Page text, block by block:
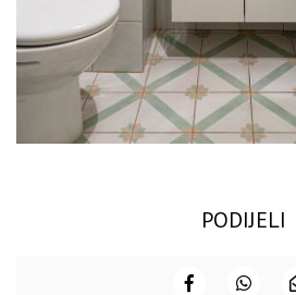
PODIJELI